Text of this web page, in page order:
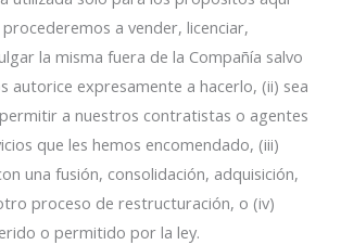
a vender, licenciar,
la misma fuera de la Compañía salvo
autorice expresamente a hacerlo, (ii) sea
a nuestros contratistas o agentes
que les hemos encomendado, (iii)
una fusión, consolidación, adquisición,
proceso de restructuración, o (iv)
o permitido por la ley.